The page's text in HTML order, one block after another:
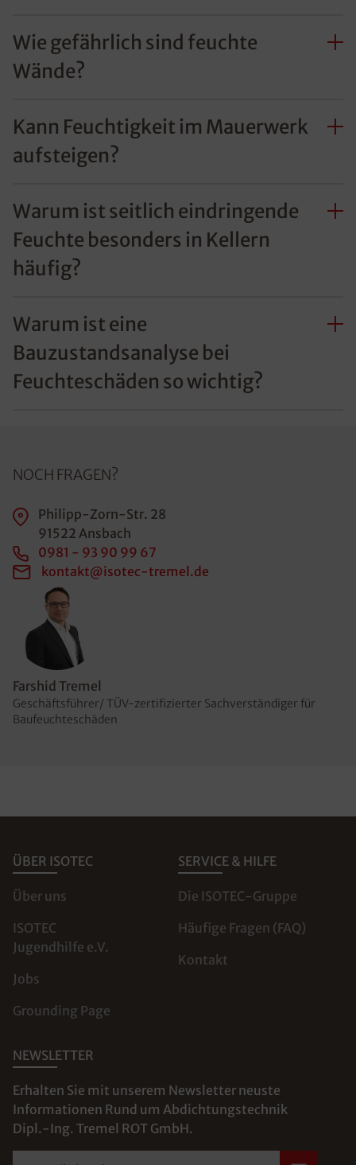
Wie gefährlich sind feuchte
Wände?
Kann Feuchtigkeit im Mauerwerk
aufsteigen?
Warum ist seitlich eindringende
Feuchte besonders in Kellern
häufig?
Warum ist eine
Bauzustandsanalyse bei
Feuchteschäden so wichtig?
Farshid Tremel
Geschäftsführer/ TÜV-zertifizierter Sachverständiger für
Baufeuchteschäden
NOCH FRAGEN?
Philipp-Zorn-Str. 28
91522 Ansbach
0981 - 93 90 99 67
kontakt@isotec-tremel.de
ÜBER ISOTEC
Über uns
ISOTEC
Jugendhilfe e.V.
Jobs
Grounding Page
SERVICE & HILFE
Die ISOTEC-Gruppe
Häufige Fragen (FAQ)
Kontakt
NEWSLETTER
Erhalten Sie mit unserem Newsletter neuste
Informationen Rund um Abdichtungstechnik
Dipl.-Ing. Tremel ROT GmbH.